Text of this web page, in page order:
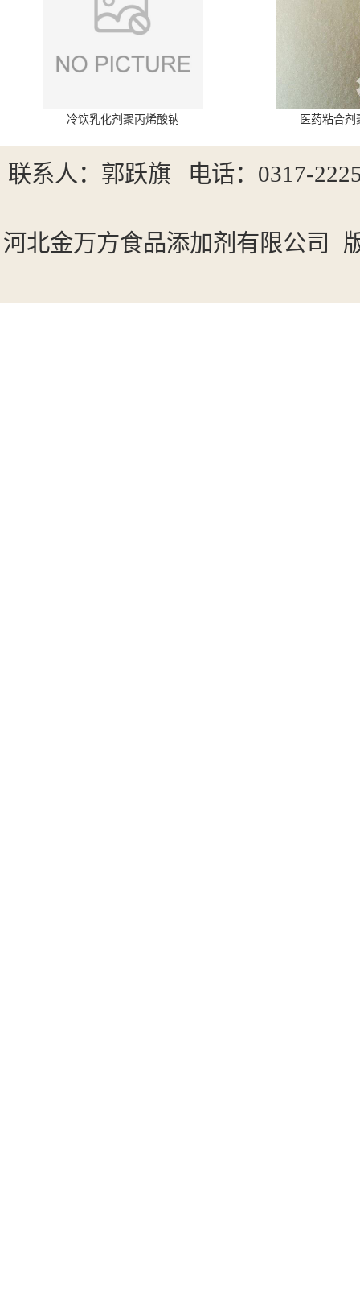
冷饮乳化剂聚丙烯酸钠 医药粘合
联系人：郭跃旗 电话：0317-
河北金万方食品添加剂有限公司